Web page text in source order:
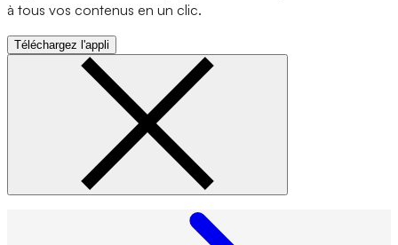
à tous vos contenus en un clic.
Téléchargez l'appli